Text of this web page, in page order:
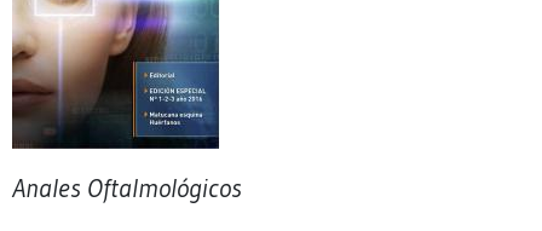
Anales Oftalmológicos